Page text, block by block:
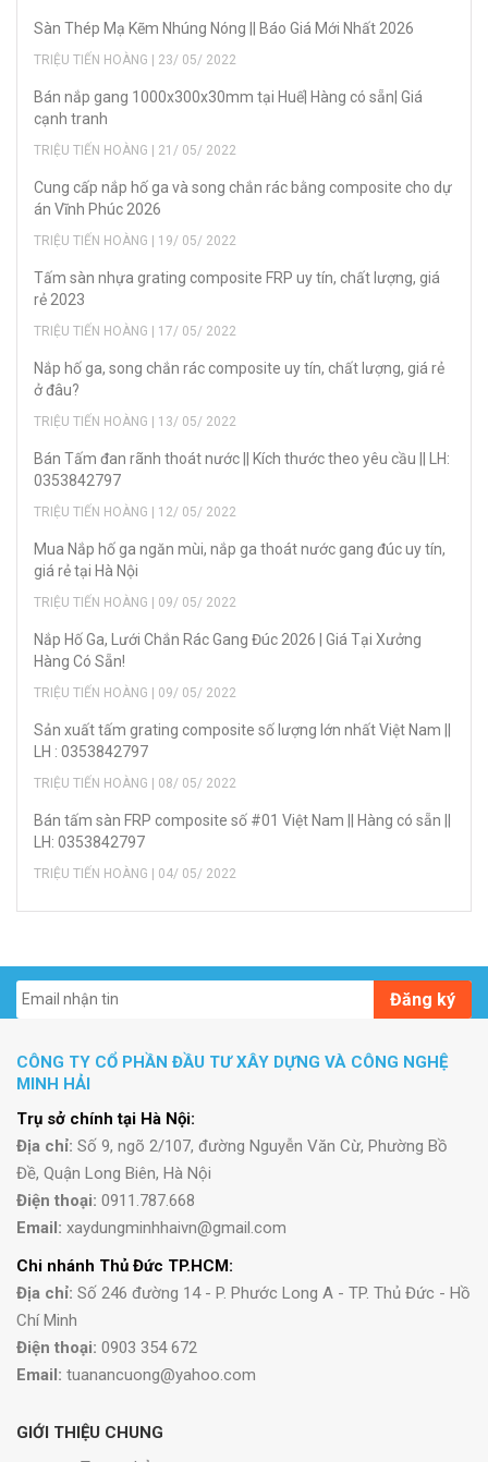
Sàn Thép Mạ Kẽm Nhúng Nóng || Báo Giá Mới Nhất 2026
TRIỆU TIẾN HOÀNG | 23/ 05/ 2022
Bán nắp gang 1000x300x30mm tại Huế| Hàng có sẵn| Giá
cạnh tranh
TRIỆU TIẾN HOÀNG | 21/ 05/ 2022
Cung cấp nắp hố ga và song chắn rác bằng composite cho dự
án Vĩnh Phúc 2026
TRIỆU TIẾN HOÀNG | 19/ 05/ 2022
Tấm sàn nhựa grating composite FRP uy tín, chất lượng, giá
rẻ 2023
TRIỆU TIẾN HOÀNG | 17/ 05/ 2022
Nắp hố ga, song chắn rác composite uy tín, chất lượng, giá rẻ
ở đâu?
TRIỆU TIẾN HOÀNG | 13/ 05/ 2022
Bán Tấm đan rãnh thoát nước || Kích thước theo yêu cầu || LH:
0353842797
TRIỆU TIẾN HOÀNG | 12/ 05/ 2022
Mua Nắp hố ga ngăn mùi, nắp ga thoát nước gang đúc uy tín,
giá rẻ tại Hà Nội
TRIỆU TIẾN HOÀNG | 09/ 05/ 2022
Nắp Hố Ga, Lưới Chắn Rác Gang Đúc 2026 | Giá Tại Xưởng
Hàng Có Sẵn!
TRIỆU TIẾN HOÀNG | 09/ 05/ 2022
Sản xuất tấm grating composite số lượng lớn nhất Việt Nam ||
LH : 0353842797
TRIỆU TIẾN HOÀNG | 08/ 05/ 2022
Bán tấm sàn FRP composite số #01 Việt Nam || Hàng có sẵn ||
LH: 0353842797
TRIỆU TIẾN HOÀNG | 04/ 05/ 2022
Đăng ký
CÔNG TY CỔ PHẦN ĐẦU TƯ XÂY DỰNG VÀ CÔNG NGHỆ
MINH HẢI
Trụ sở chính tại Hà Nội:
Địa chỉ: Số 9, ngõ 2/107, đường Nguyễn Văn Cừ, Phường Bồ
Đề, Quận Long Biên, Hà Nội
Điện thoại: 0911.787.668
Email: xaydungminhhaivn@gmail.com
Chi nhánh Thủ Đức TP.HCM:
Địa chỉ: Số 246 đường 14 - P. Phước Long A - TP. Thủ Đức - Hồ
Chí Minh
Điện thoại: 0903 354 672
Email: tuanancuong@yahoo.com
GIỚI THIỆU CHUNG